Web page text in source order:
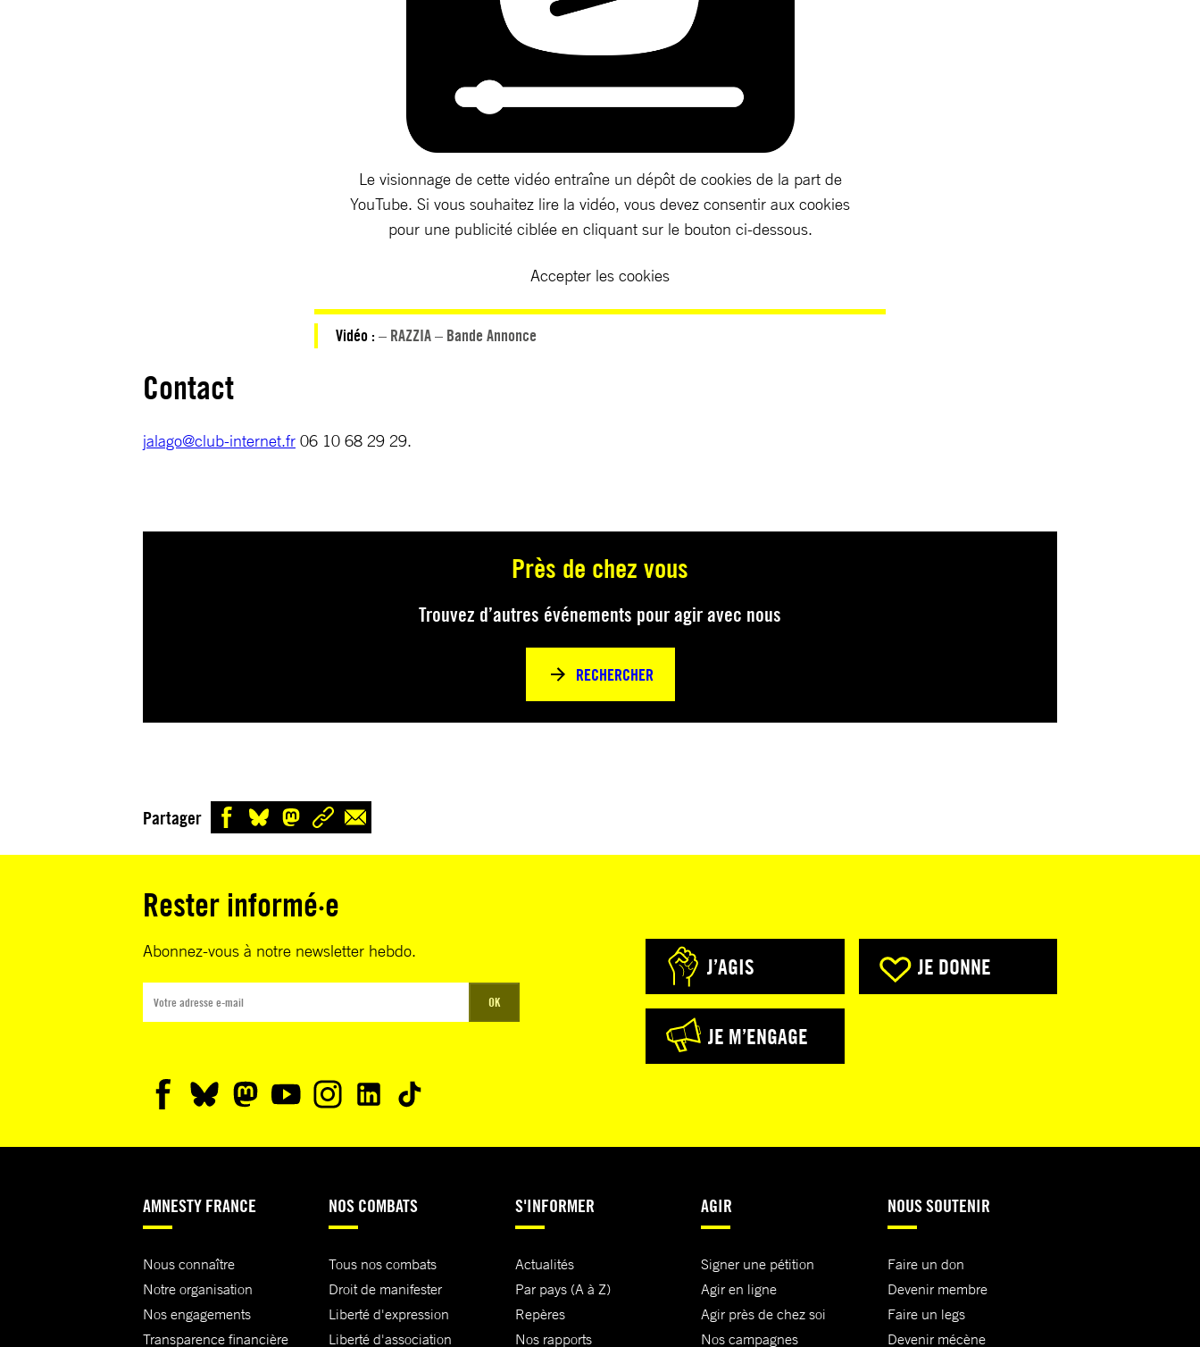
Le visionnage de cette vidéo entraîne un dépôt de cookies de la part de
YouTube. Si vous souhaitez lire la vidéo, vous devez consentir aux cookies
pour une publicité ciblée en cliquant sur le bouton ci-dessous.
Accepter les cookies
Vidéo : – RAZZIA – Bande Annonce
Contact
jalago@club-internet.fr 06 10 68 29 29.
Près de chez vous
Trouvez d’autres événements pour agir avec nous
RECHERCHER
Partager
Rester informé·e
Abonnez-vous à notre newsletter hebdo.
OK
J’AGIS JE DONNE
JE M’ENGAGE
AMNESTY FRANCE
Nous connaître
Notre organisation
Nos engagements
Transparence financière
NOS COMBATS
Tous nos combats
Droit de manifester
Liberté d'expression
Liberté d'association
S'INFORMER
Actualités
Par pays (A à Z)
Repères
Nos rapports
AGIR
Signer une pétition
Agir en ligne
Agir près de chez soi
Nos campagnes
NOUS SOUTENIR
Faire un don
Devenir membre
Faire un legs
Devenir mécène